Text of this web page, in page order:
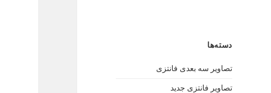
دسته‌ها
تصاویر سه بعدی فانتزی
تصاویر فانتزی جدید